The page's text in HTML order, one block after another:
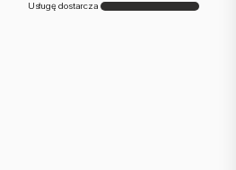
Usługę dostarcza